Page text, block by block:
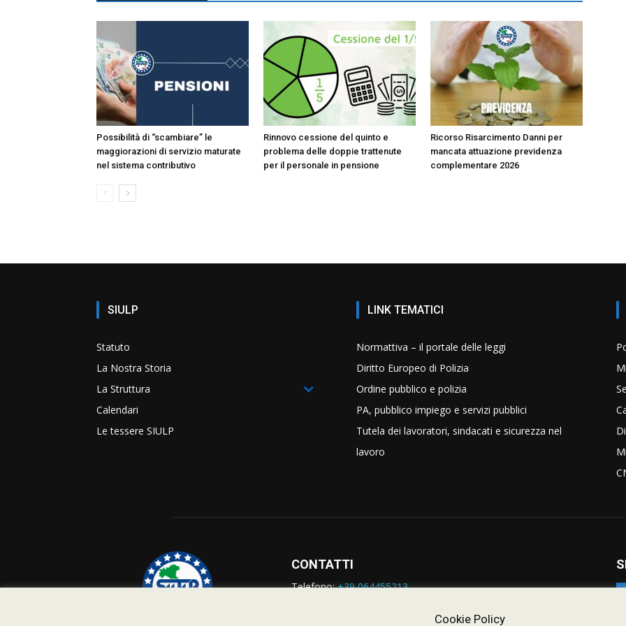
Possibilità di “scambiare” le
maggiorazioni di servizio maturate
nel sistema contributivo
Rinnovo cessione del quinto e
problema delle doppie trattenute
per il personale in pensione
Ricorso Risarcimento Danni per
mancata attuazione previdenza
complementare 2026
SIULP
Statuto
La Nostra Storia
La Struttura
Calendari
Le tessere SIULP
LINK TEMATICI
Normattiva – il portale delle leggi
Diritto Europeo di Polizia
Ordine pubblico e polizia
PA, pubblico impiego e servizi pubblici
Tutela dei lavoratori, sindacati e sicurezza nel
lavoro
CONTATTI
Telefono:+39 064455213
Cookie Policy